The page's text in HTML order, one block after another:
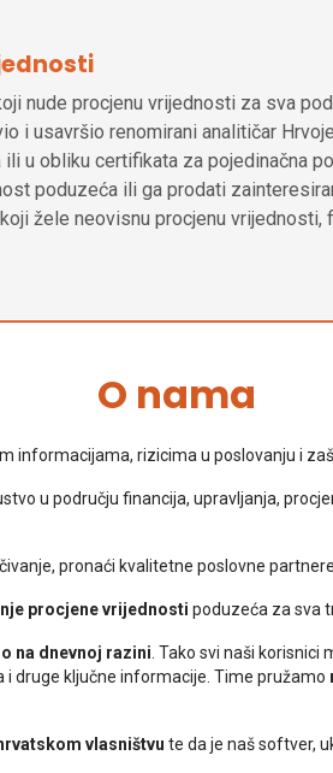
nude procjenu vrijednosti za sva
i usavršio renomirani analitičar
ili u obliku certifikata za pojedinačna
poduzeća ili ga prodati
žele neovisnu procjenu
O nama
informacijama, rizicima u poslovanju i
u području financija, upravljanja,
pronaći kvalitetne poslovne
procjene vrijednosti poduzeća za sva
na dnevnoj razini. Tako svi naši korisnici
druge ključne informacije. Time pružamo
vlasništvu te da je naš softver,